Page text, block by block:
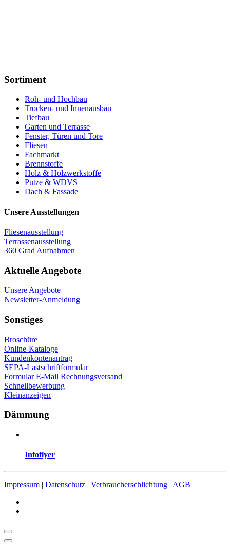
Sortiment
Roh- und Hochbau
Trocken- und Innenausbau
Tiefbau
Garten und Terrasse
Fenster, Türen und Tore
Fliesen
Fachmarkt
Brennstoffe
Holz & Holzwerkstoffe
Putze & WDVS
Dach & Fassade
Unsere Ausstellungen
Fliesenausstellung
Terrassenausstellung
360 Grad Aufnahmen
Aktuelle Angebote
Unsere Angebote
Newsletter-Anmeldung
Sonstiges
Broschüre
Online-Kataloge
Kundenkontenantrag
SEPA-Lastschriftformular
Formular E-Mail Rechnungsversand
Schnellbewerbung
Kleinanzeigen
Dämmung
Infoflyer
Impressum | Datenschutz | Verbraucherschlichtung | AGB